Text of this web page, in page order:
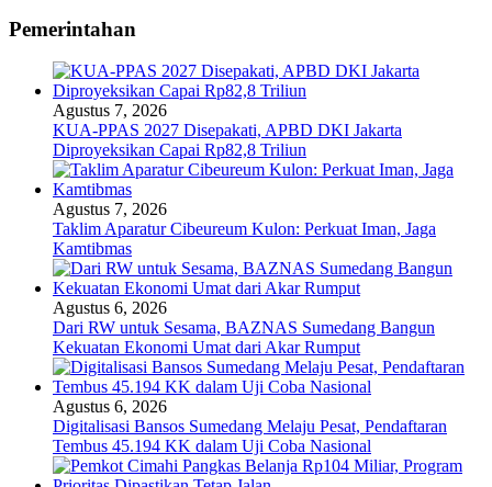
Pemerintahan
Agustus 7, 2026
KUA-PPAS 2027 Disepakati, APBD DKI Jakarta
Diproyeksikan Capai Rp82,8 Triliun
Agustus 7, 2026
Taklim Aparatur Cibeureum Kulon: Perkuat Iman, Jaga
Kamtibmas
Agustus 6, 2026
Dari RW untuk Sesama, BAZNAS Sumedang Bangun
Kekuatan Ekonomi Umat dari Akar Rumput
Agustus 6, 2026
Digitalisasi Bansos Sumedang Melaju Pesat, Pendaftaran
Tembus 45.194 KK dalam Uji Coba Nasional